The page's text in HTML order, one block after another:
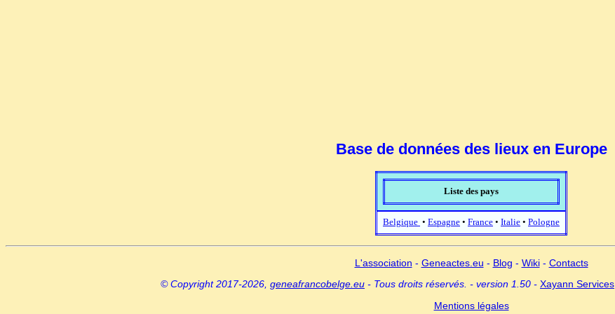
Base de données des lieux en Europe
Liste des pays
Belgique • Espagne • France • Italie • Pologne
L'association - Geneactes.eu - Blog - Wiki- Contacts
© Copyright 2017-2026, geneafrancobelge.eu - Tous droits réservés. - version 1.50 - Xayann Services
Mentions légales